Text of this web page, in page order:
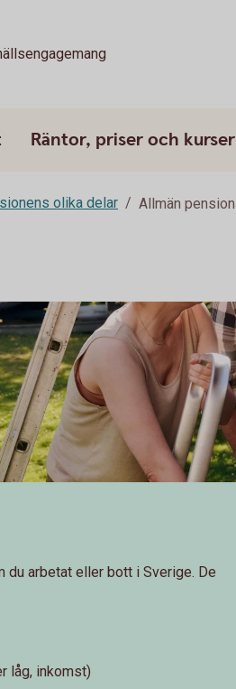
Räntor, priser och kurser
olika delar Allmän pension
du arbetat eller bott i Sverige. De
låg, inkomst)